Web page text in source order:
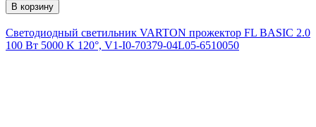
В корзину
Светодиодный светильник VARTON прожектор FL BASIC 2.0
100 Вт 5000 K 120°, V1-I0-70379-04L05-6510050